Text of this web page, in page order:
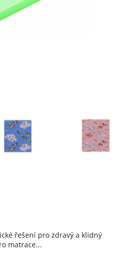
řešení pro zdravý a klidný
matrace...